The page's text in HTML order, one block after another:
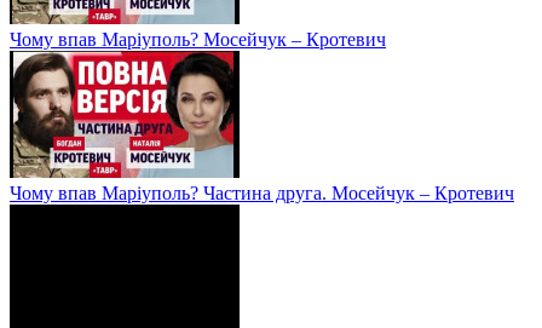
Чому впав Маріуполь? Мосейчук – Кротевич
Чому впав Маріуполь? Частина друга. Мосейчук – Кротевич